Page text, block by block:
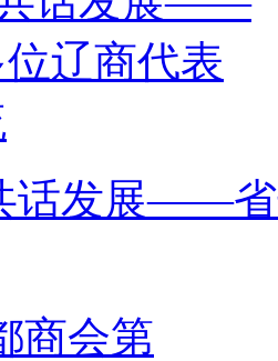
话发展——省